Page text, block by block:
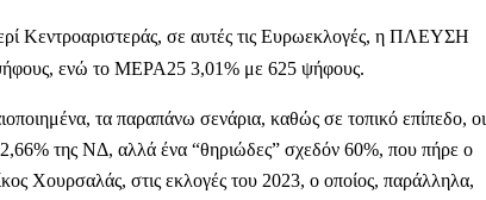
Κεντροαριστεράς, σε αυτές τις Ευρωεκλογές, η ΠΛΕΥΣΗ
ενώ το ΜΕΡΑ25 3,01% με 625 ψήφους.
τα παραπάνω σενάρια, καθώς σε τοπικό επίπεδο, οι
της ΝΔ, αλλά ένα “θηριώδες” σχεδόν 60%, που πήρε ο
Χουρσαλάς, στις εκλογές του 2023, ο οποίος, παράλληλα,